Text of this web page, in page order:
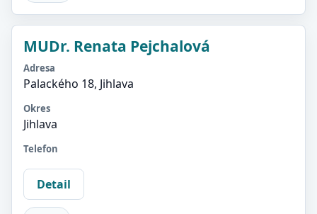
MUDr. Renata Pejchalová
Adresa
Palackého 18, Jihlava
Okres
Jihlava
Telefon
Detail